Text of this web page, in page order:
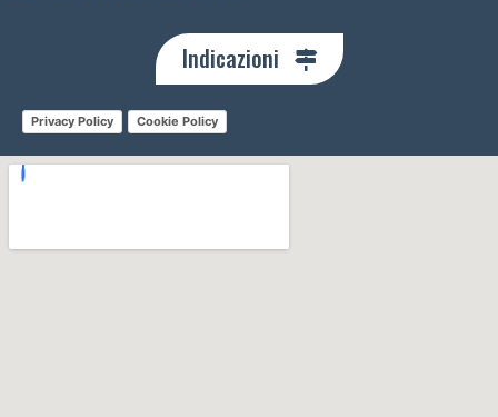
Indicazioni
Privacy Policy Cookie Policy